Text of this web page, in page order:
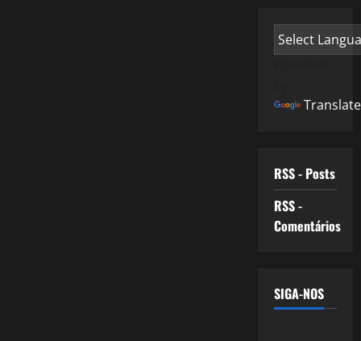
Translate
RSS - Posts
RSS -
Comentários
SIGA-NOS